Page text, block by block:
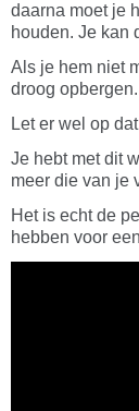
daarna moet je
houden. Je kan
Als je hem niet
droog opbergen.
Let er wel op
Je hebt met dit
meer die van je
Het is echt de
hebben voor